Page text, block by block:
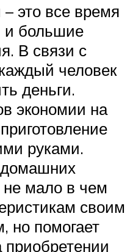
это все время
и большие
В связи с
человек
деньги.
экономии на
руками.
не мало в чем
своим
но помогает
приобретении